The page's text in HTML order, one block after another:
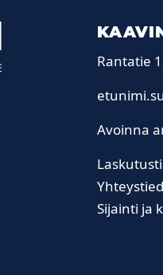
Rantatie
Avoinna
Sijainti ja